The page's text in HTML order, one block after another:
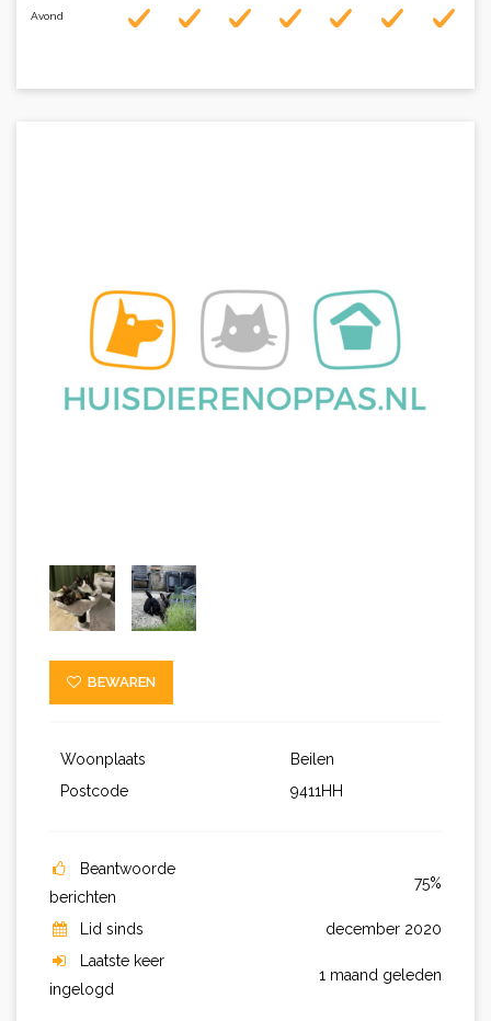
Avond
BEWAREN
Woonplaats
Beilen
Postcode
9411HH
Beantwoorde
berichten
75%
Lid sinds
december 2020
Laatste keer
ingelogd
1 maand geleden